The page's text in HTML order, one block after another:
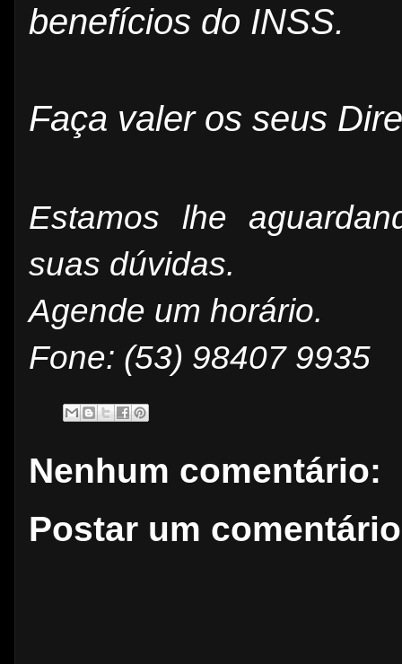
benefícios do INSS.
Faça valer os seus
Estamos lhe
suas dúvidas.
Agende um horário.
Fone: (53) 98407 9935
Nenhum comentário:
Postar um comentário